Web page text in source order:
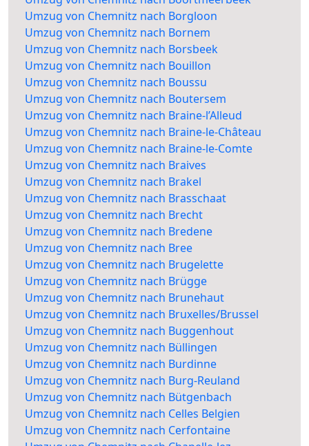
Umzug von Chemnitz nach Borgloon
Umzug von Chemnitz nach Bornem
Umzug von Chemnitz nach Borsbeek
Umzug von Chemnitz nach Bouillon
Umzug von Chemnitz nach Boussu
Umzug von Chemnitz nach Boutersem
Umzug von Chemnitz nach Braine-l’Alleud
Umzug von Chemnitz nach Braine-le-Château
Umzug von Chemnitz nach Braine-le-Comte
Umzug von Chemnitz nach Braives
Umzug von Chemnitz nach Brakel
Umzug von Chemnitz nach Brasschaat
Umzug von Chemnitz nach Brecht
Umzug von Chemnitz nach Bredene
Umzug von Chemnitz nach Bree
Umzug von Chemnitz nach Brugelette
Umzug von Chemnitz nach Brügge
Umzug von Chemnitz nach Brunehaut
Umzug von Chemnitz nach Bruxelles/Brussel
Umzug von Chemnitz nach Buggenhout
Umzug von Chemnitz nach Büllingen
Umzug von Chemnitz nach Burdinne
Umzug von Chemnitz nach Burg-Reuland
Umzug von Chemnitz nach Bütgenbach
Umzug von Chemnitz nach Celles Belgien
Umzug von Chemnitz nach Cerfontaine